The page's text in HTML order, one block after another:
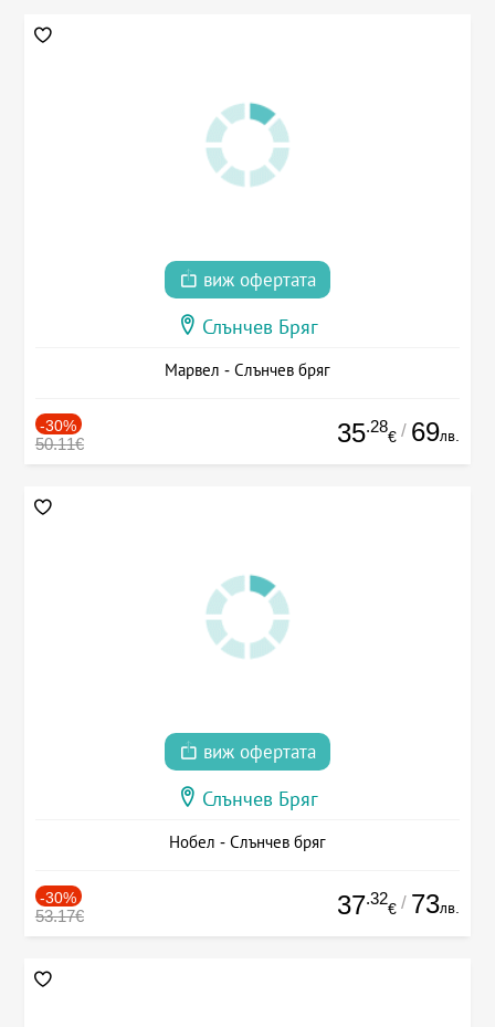
виж офертата
Слънчев Бряг
Марвел - Слънчев бряг
-30%
50.11€ 35.28
€ / 69лв.
виж офертата
Слънчев Бряг
Нобел - Слънчев бряг
-30%
53.17€ 37.32
€ / 73лв.